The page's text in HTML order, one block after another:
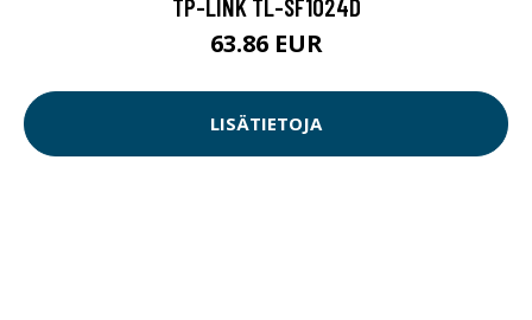
TP-LINK TL-SF1024D
63.86 EUR
LISÄTIETOJA